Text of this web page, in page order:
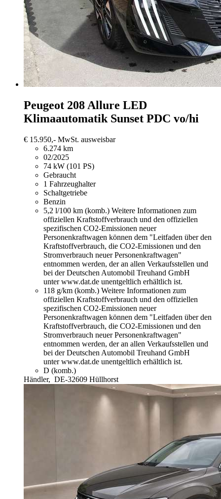
Peugeot 208 Allure LED
Klimaautomatik Sunset PDC vo/hi
€ 15.950,- MwSt. ausweisbar
6.274 km
02/2025
74 kW (101 PS)
Gebraucht
1 Fahrzeughalter
Schaltgetriebe
Benzin
5,2 l/100 km (komb.) Weitere Informationen zum
offiziellen Kraftstoffverbrauch und den offiziellen
spezifischen CO2-Emissionen neuer
Personenkraftwagen können dem "Leitfaden über den
Kraftstoffverbrauch, die CO2-Emissionen und den
Stromverbrauch neuer Personenkraftwagen"
entnommen werden, der an allen Verkaufsstellen und
bei der Deutschen Automobil Treuhand GmbH
unter www.dat.de unentgeltlich erhältlich ist.
118 g/km (komb.) Weitere Informationen zum
offiziellen Kraftstoffverbrauch und den offiziellen
spezifischen CO2-Emissionen neuer
Personenkraftwagen können dem "Leitfaden über den
Kraftstoffverbrauch, die CO2-Emissionen und den
Stromverbrauch neuer Personenkraftwagen"
entnommen werden, der an allen Verkaufsstellen und
bei der Deutschen Automobil Treuhand GmbH
unter www.dat.de unentgeltlich erhältlich ist.
D (komb.)
Händler, DE-32609 Hüllhorst